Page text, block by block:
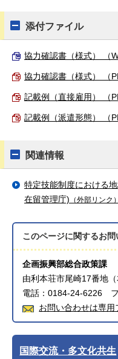
添付ファイル
協力確認書（様式） （
協力確認書（様式） （
記載例（直接雇用） （
記載例（派遣形態） （
関連情報
特定技能制度における
在留管理庁) （外部リンク）
このページに関するお問
企画振興部総合政策課
由利本荘市尾崎17番地（
電話：0184-24-6226
お問い合わせは専用
国際交流・多文化共生